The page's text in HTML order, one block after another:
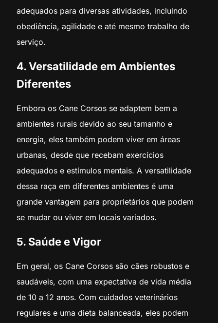
adequados para diversas atividades, incluindo
obediência, agilidade e até mesmo trabalho de
serviço.
4. Versatilidade em Ambientes
Diferentes
Embora os Cane Corsos se adaptem bem a
ambientes rurais devido ao seu tamanho e
energia, eles também podem viver em áreas
urbanas, desde que recebam exercícios
adequados e estímulos mentais. A versatilidade
dessa raça em diferentes ambientes é uma
grande vantagem para proprietários que podem
se mudar ou viver em locais variados.
5. Saúde e Vigor
Em geral, os Cane Corsos são cães robustos e
saudáveis, com uma expectativa de vida média
de 10 a 12 anos. Com cuidados veterinários
regulares e uma dieta balanceada, eles podem